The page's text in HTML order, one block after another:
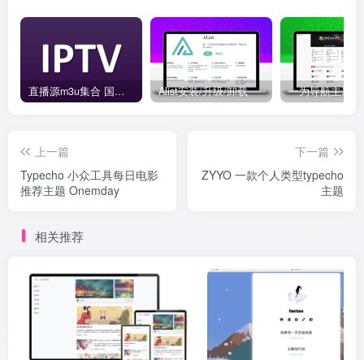
直播源m3u集合 国内外直播源-IPTV URL TVBOX Alist安装/升级/卸载
上一篇
Typecho 小众工具每日电影
推荐主题 Onemday
下一篇
ZYYO 一款个人类型typecho
主题
相关推荐